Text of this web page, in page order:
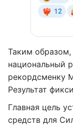
Таким
национальный
рекордсменку
Результат
Главная цель
средств для